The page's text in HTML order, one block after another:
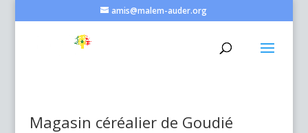
amis@malem-auder.org
Magasin céréalier de Goudié